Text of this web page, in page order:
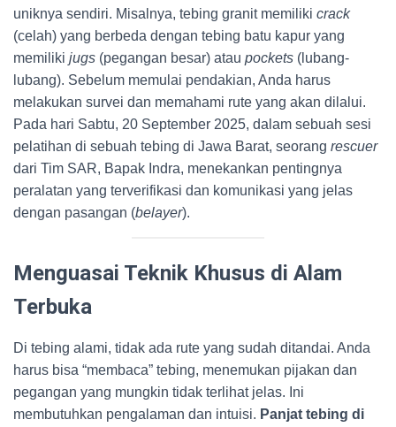
uniknya sendiri. Misalnya, tebing granit memiliki crack
(celah) yang berbeda dengan tebing batu kapur yang
memiliki jugs (pegangan besar) atau pockets (lubang-
lubang). Sebelum memulai pendakian, Anda harus
melakukan survei dan memahami rute yang akan dilalui.
Pada hari Sabtu, 20 September 2025, dalam sebuah sesi
pelatihan di sebuah tebing di Jawa Barat, seorang rescuer
dari Tim SAR, Bapak Indra, menekankan pentingnya
peralatan yang terverifikasi dan komunikasi yang jelas
dengan pasangan (belayer).
Menguasai Teknik Khusus di Alam
Terbuka
Di tebing alami, tidak ada rute yang sudah ditandai. Anda
harus bisa “membaca” tebing, menemukan pijakan dan
pegangan yang mungkin tidak terlihat jelas. Ini
membutuhkan pengalaman dan intuisi. Panjat tebing di